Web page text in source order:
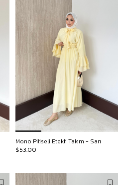
Mono Piliseli Etekli Takım - Sarı
$53.00